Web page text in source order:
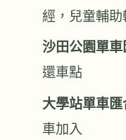
經，兒童輔助
沙田公園單
還車點
大學站單車
車加入